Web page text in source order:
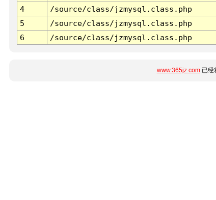
4
/source/class/jzmysql.class.php
5
/source/class/jzmysql.class.php
6
/source/class/jzmysql.class.php
www.365jz.com已经